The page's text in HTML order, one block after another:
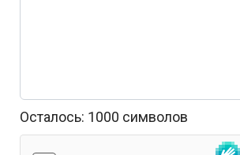
Осталось: 1000 символов